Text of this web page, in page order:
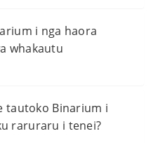
i nga haora
whakautu
tautoko Binarium i
raruraru i tenei?